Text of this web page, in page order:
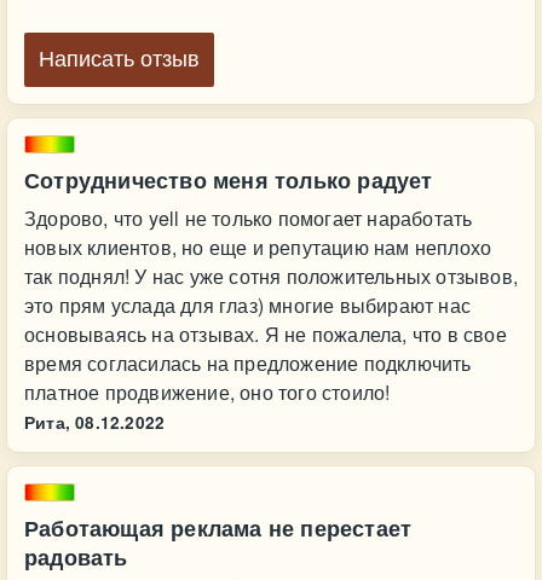
Сотрудничество меня только радует
Здорово, что yell не только помогает наработать
новых клиентов, но еще и репутацию нам неплохо
так поднял! У нас уже сотня положительных отзывов,
это прям услада для глаз) многие выбирают нас
основываясь на отзывах. Я не пожалела, что в свое
время согласилась на предложение подключить
платное продвижение, оно того стоило!
Рита, 08.12.2022
Работающая реклама не перестает
радовать
Написать отзыв